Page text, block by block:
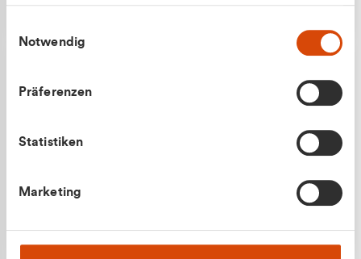
gesammelt haben.
Notwendig
Präferenzen
Statistiken
Marketing